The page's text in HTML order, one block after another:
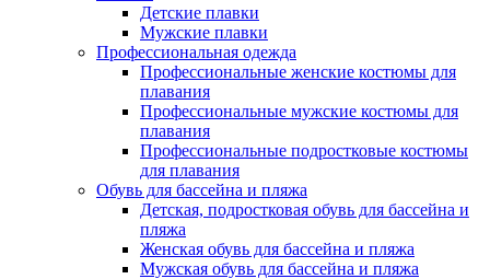
Детские плавки
Мужские плавки
Профессиональная одежда
Профессиональные женские костюмы для
плавания
Профессиональные мужские костюмы для
плавания
Профессиональные подростковые костюмы
для плавания
Обувь для бассейна и пляжа
Детская, подростковая обувь для бассейна и
пляжа
Женская обувь для бассейна и пляжа
Мужская обувь для бассейна и пляжа